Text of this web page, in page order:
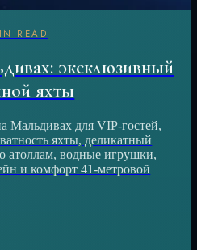
READ
эксклюзивный
яхты
Мальдивах для VIP-гостей,
яхты, деликатный
атоллам, водные игрушки,
и комфорт 41-метровой